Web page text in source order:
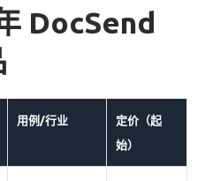
DocSend
用例/行业
定价（起
始）